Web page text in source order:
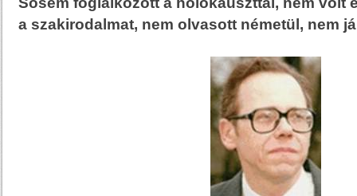
a szakirodalmat, nem olvasott németül, nem